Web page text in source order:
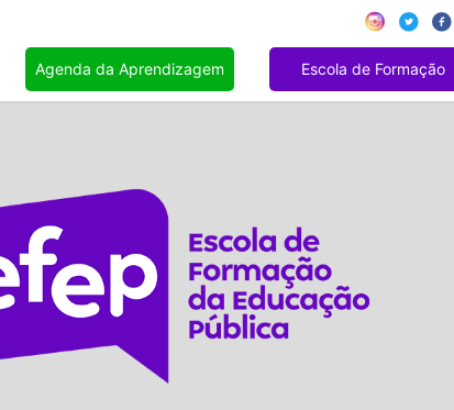
Agenda da Aprendizagem Escola de Formação